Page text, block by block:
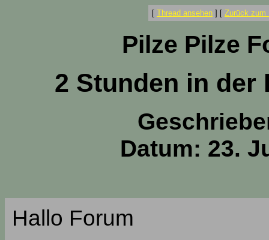
[ Thread ansehen ] [ Zurück zum
Pilze Pilze
2 Stunden in der
Datum: 23.
Hallo Forum